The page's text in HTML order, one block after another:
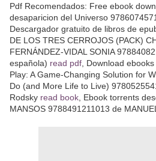
Pdf Recomendados: Free ebook
desaparicion del Universo
Descargador gratuito de libros de
DE LOS TRES CERROJOS (PACK)
FERNÁNDEZ-VIDAL SONIA
española) read pdf , Download
Play: A Game-Changing Solution for
Do (and More Life to Live)
Rodsky read book , Ebook torrents
MANSOS 9788491211013 de